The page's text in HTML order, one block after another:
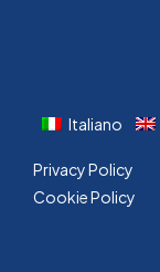
Italiano
Privacy Policy
Cookie Policy